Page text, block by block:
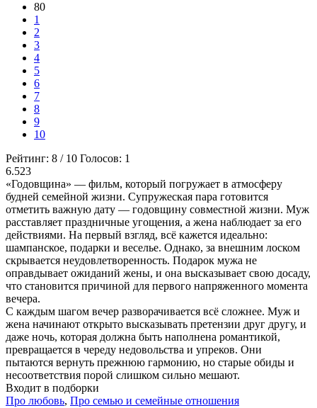
80
1
2
3
4
5
6
7
8
9
10
Рейтинг: 8 / 10 Голосов: 1
6.523
«Годовщина» — фильм, который погружает в атмосферу
будней семейной жизни. Супружеская пара готовится
отметить важную дату — годовщину совместной жизни. Муж
расставляет праздничные угощения, а жена наблюдает за его
действиями. На первый взгляд, всё кажется идеально:
шампанское, подарки и веселье. Однако, за внешним лоском
скрывается неудовлетворенность. Подарок мужа не
оправдывает ожиданий жены, и она высказывает свою досаду,
что становится причиной для первого напряженного момента
вечера.
С каждым шагом вечер разворачивается всё сложнее. Муж и
жена начинают открыто высказывать претензии друг другу, и
даже ночь, которая должна быть наполнена романтикой,
превращается в череду недовольства и упреков. Они
пытаются вернуть прежнюю гармонию, но старые обиды и
несоответствия порой слишком сильно мешают.
Входит в подборки
Про любовь, Про семью и семейные отношения